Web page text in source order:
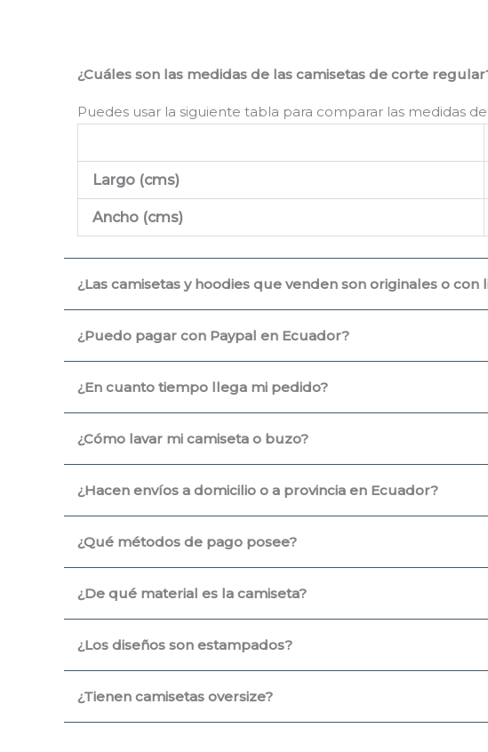
¿Cuáles son las medidas de las camisetas de corte
Puedes usar la siguiente tabla para comparar las medidas
Largo (cms)
Ancho (cms)
¿Las camisetas y hoodies que venden son originales o con
¿Puedo pagar con Paypal en Ecuador?
¿En cuanto tiempo llega mi pedido?
¿Cómo lavar mi camiseta o buzo?
¿Hacen envíos a domicilio o a provincia en Ecuador?
¿Qué métodos de pago posee?
¿De qué material es la camiseta?
¿Los diseños son estampados?
¿Tienen camisetas oversize?